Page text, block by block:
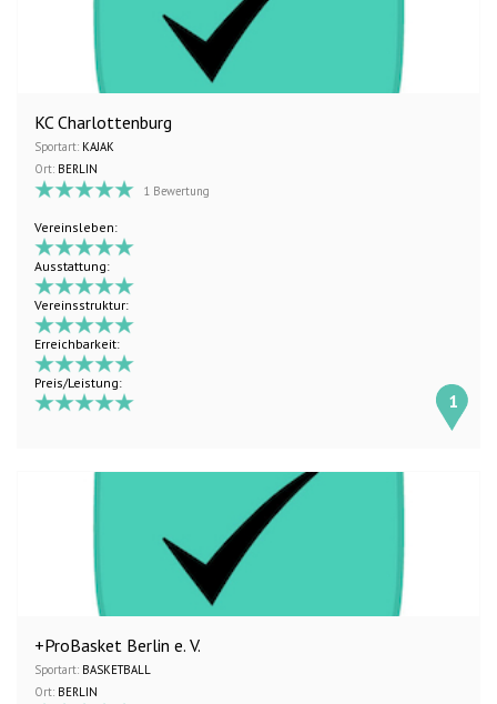
KC Charlottenburg
Sportart: KAJAK
Ort: BERLIN
1 Bewertung
Vereinsleben:
Ausstattung:
Vereinsstruktur:
Erreichbarkeit:
Preis/Leistung:
1
+ProBasket Berlin e. V.
Sportart: BASKETBALL
Ort: BERLIN